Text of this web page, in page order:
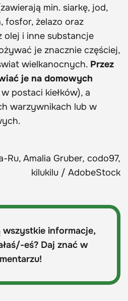
min. siarkę, jod,
fosfor, żelazo oraz
olej i inne substancje
je znacznie częściej,
wielkanocnych. Przez
je na domowych
postaci kiełków), a
warzywnikach lub w
Ru, Amalia Gruber, codo97,
kilukilu / AdobeStock
wszystkie informacje,
eś? Daj znać w